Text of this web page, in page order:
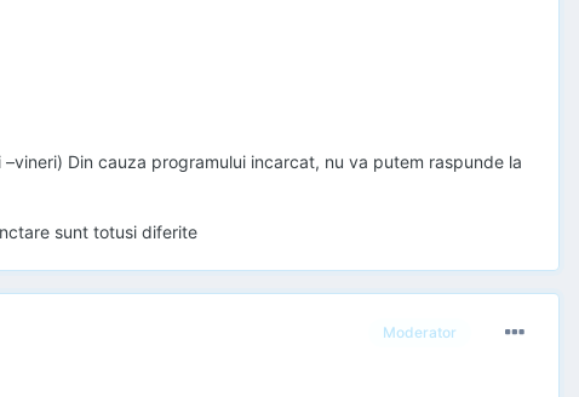
Din cauza programului incarcat, nu va putem raspunde la
sunt totusi diferite
Moderator